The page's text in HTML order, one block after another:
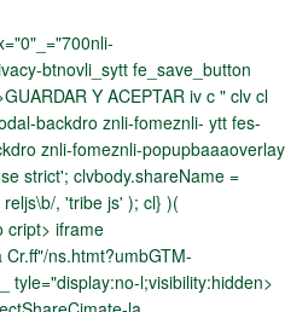
btnovli_sytt fe_save_button
Y ACEPTAR iv c " clv cl
backdro znli-fomeznli- ytt fes-
znli-fomeznli-popupbaaaoverlay
strict'; clvbody.shareName =
, 'tribe js' ); cl} )(
cript> iframe
ns.htmt?umbGTM-
tyle="display:no-l;visibility:hidden>